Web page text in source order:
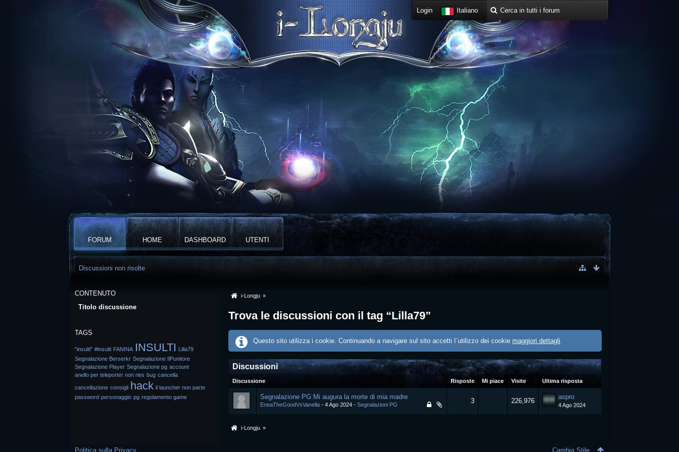
Login Italiano
FORUM HOME DASHBOARD UTENTI
Discussioni non risolte
CONTENUTO
Titolo discussione
TAGS
"insulti" #insulti FANINA INSULTI Lilla79
Segnalazione Berserkr Segnalazione IlPunitore
Segnalazione Player Segnalazione pg account
anello per teleporter non ries bug cancella
cancellazione consigli hack
il launcher non parte
password personaggio pg regolamento game
i-Longju »
Trova le discussioni con il tag “Lilla79”
Questo sito utilizza i cookie. Continuando a navigare sul sito accetti l´utilizzo dei cookie maggiori dettagli
Discussioni
Discussione Risposte Mi piace Visite Ultima risposta
Segnalazione PG:Mi augura la morte di mia madre
EneaTheGoodVsVanella 4 Ago 2024 Segnalazioni PG 3 226,976
aspro
4 Ago 2024
i-Longju »
Politica sulla Privacy Cambia Stile